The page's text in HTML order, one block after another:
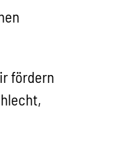
fördern